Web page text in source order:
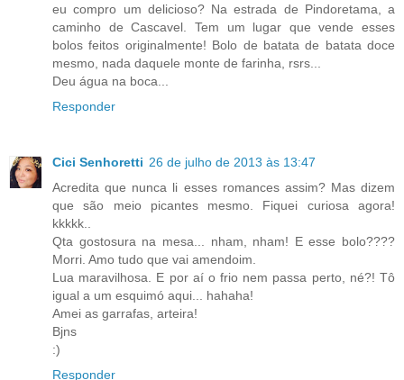
eu compro um delicioso? Na estrada de Pindoretama, a
caminho de Cascavel. Tem um lugar que vende esses
bolos feitos originalmente! Bolo de batata de batata doce
mesmo, nada daquele monte de farinha, rsrs...
Deu água na boca...
Responder
Cici Senhoretti 26 de julho de 2013 às 13:47
Acredita que nunca li esses romances assim? Mas dizem
que são meio picantes mesmo. Fiquei curiosa agora!
kkkkk..
Qta gostosura na mesa... nham, nham! E esse bolo????
Morri. Amo tudo que vai amendoim.
Lua maravilhosa. E por aí o frio nem passa perto, né?! Tô
igual a um esquimó aqui... hahaha!
Amei as garrafas, arteira!
Bjns
:)
Responder